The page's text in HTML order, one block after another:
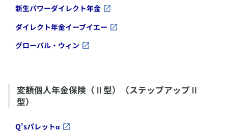
​新生パワーダイレクト年金
​ダイレクト年金イーブイエー
​グローバル・ウィン
変額個人年金保険（Ⅱ型）（ステップアップⅡ
型）
​Q'sパレットα